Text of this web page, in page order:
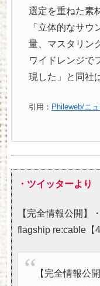
選定を重ねた素
「立体的なサウ
量、マスタリン
ワイドレンジで
現した」と同社
引用： Phileweb/ニ
・ツイッターより
【完全情報公開】
flagship re:cable【
【完全情報公